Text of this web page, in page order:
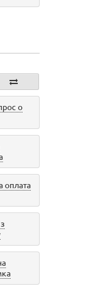
о
оплата